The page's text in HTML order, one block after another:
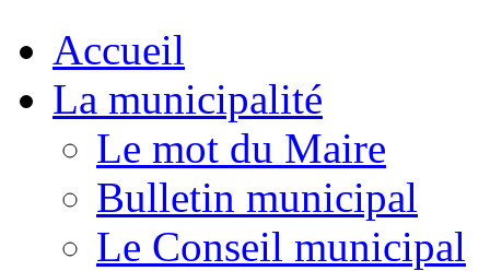
Accueil
La municipalité
Le mot du Maire
Bulletin municipal
Le Conseil municipal